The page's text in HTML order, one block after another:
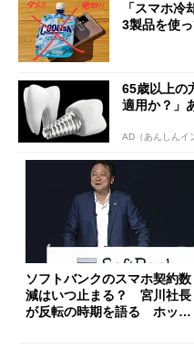
「スマホ
3製品を使
65歳以上の
適用か？」
AD（あんしんイ
ソフトバンクのスマホ契約数
減はいつ止まる？ 宮川社長
が反転の時期を語る ホッピ